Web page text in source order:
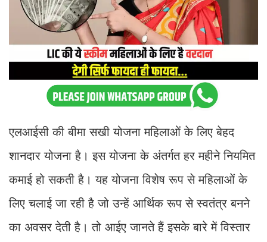
एलआईसी की बीमा सखी योजना महिलाओं के लिए बेहद
शानदार योजना है। इस योजना के अंतर्गत हर महीने नियमित
कमाई हो सकती है। यह योजना विशेष रूप से महिलाओं के
लिए चलाई जा रही है जो उन्हें आर्थिक रूप से स्वतंत्र बनने
का अवसर देती है। तो आईए जानते हैं इसके बारे में विस्तार